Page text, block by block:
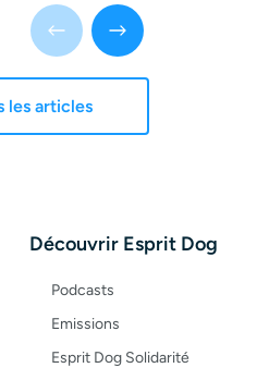
Découvrir Esprit Dog
Podcasts
Emissions
Esprit Dog Solidarité
les articles